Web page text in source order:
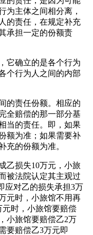
为主体之间相分离，
的责任，在规定补充
承担一定的份额责
它确立的是各个行为
个行为人之间的内部
的责任份额。相应的
全赔偿的那一部分基
当的责任。即，如果
额为准；如果需要补
充的份额为准。
乙损失10万元，小旅
被法院认定其主观过
应对乙的损失承担3万
元时，小旅馆不用再
时，小旅馆要赔偿
小旅馆要赔偿乙2万
要赔偿乙3万元即